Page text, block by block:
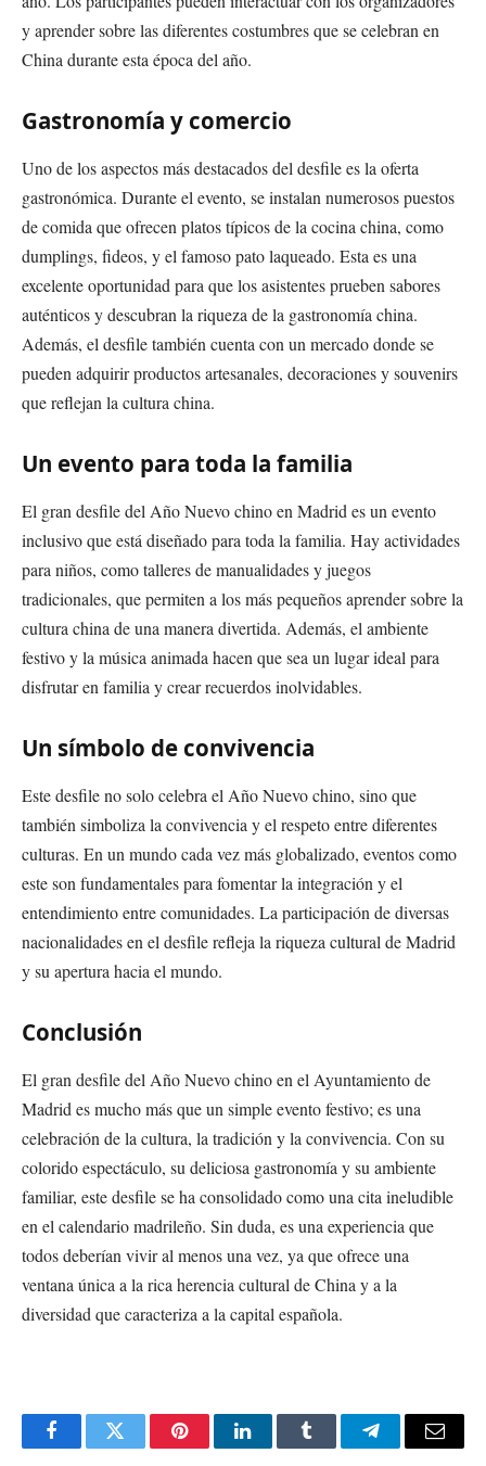
y aprender sobre las diferentes costumbres que se celebran en
China durante esta época del año.
Gastronomía y comercio
Uno de los aspectos más destacados del desfile es la oferta
gastronómica. Durante el evento, se instalan numerosos puestos
de comida que ofrecen platos típicos de la cocina china, como
dumplings, fideos, y el famoso pato laqueado. Esta es una
excelente oportunidad para que los asistentes prueben sabores
auténticos y descubran la riqueza de la gastronomía china.
Además, el desfile también cuenta con un mercado donde se
pueden adquirir productos artesanales, decoraciones y souvenirs
que reflejan la cultura china.
Un evento para toda la familia
El gran desfile del Año Nuevo chino en Madrid es un evento
inclusivo que está diseñado para toda la familia. Hay actividades
para niños, como talleres de manualidades y juegos
tradicionales, que permiten a los más pequeños aprender sobre la
cultura china de una manera divertida. Además, el ambiente
festivo y la música animada hacen que sea un lugar ideal para
disfrutar en familia y crear recuerdos inolvidables.
Un símbolo de convivencia
Este desfile no solo celebra el Año Nuevo chino, sino que
también simboliza la convivencia y el respeto entre diferentes
culturas. En un mundo cada vez más globalizado, eventos como
este son fundamentales para fomentar la integración y el
entendimiento entre comunidades. La participación de diversas
nacionalidades en el desfile refleja la riqueza cultural de Madrid
y su apertura hacia el mundo.
Conclusión
El gran desfile del Año Nuevo chino en el Ayuntamiento de
Madrid es mucho más que un simple evento festivo; es una
celebración de la cultura, la tradición y la convivencia. Con su
colorido espectáculo, su deliciosa gastronomía y su ambiente
familiar, este desfile se ha consolidado como una cita ineludible
en el calendario madrileño. Sin duda, es una experiencia que
todos deberían vivir al menos una vez, ya que ofrece una
ventana única a la rica herencia cultural de China y a la
diversidad que caracteriza a la capital española.
FacebookTwitter PinterestLinkedInTumblr TelegramEmail